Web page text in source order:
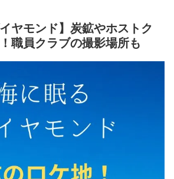
ヤモンド】炭鉱やホストク
職員クラブの撮影場所も